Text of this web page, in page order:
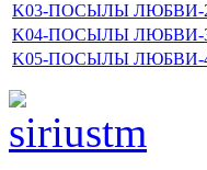
K03-ПОСЫЛЫ ЛЮБВИ-
K04-ПОСЫЛЫ ЛЮБВИ-
K05-ПОСЫЛЫ ЛЮБВИ-